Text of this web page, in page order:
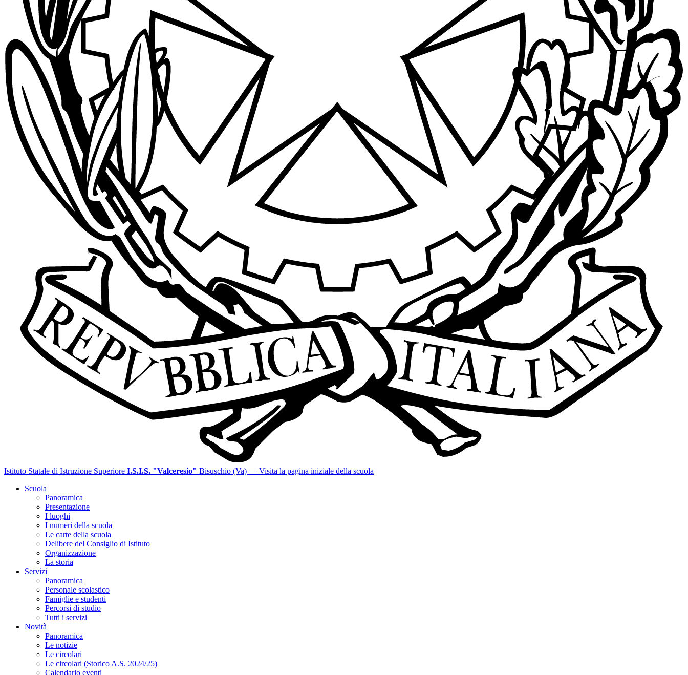
Istituto Statale di Istruzione Superiore I.S.I.S. "Valceresio" Bisuschio (Va) — Visita la pagina iniziale della scuola
Scuola
Panoramica
Presentazione
I luoghi
I numeri della scuola
Le carte della scuola
Delibere del Consiglio di Istituto
Organizzazione
La storia
Servizi
Panoramica
Personale scolastico
Famiglie e studenti
Percorsi di studio
Tutti i servizi
Novità
Panoramica
Le notizie
Le circolari
Le circolari (Storico A.S. 2024/25)
Calendario eventi